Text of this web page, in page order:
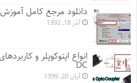
دانلود مرجع کامل آموزش OrCAD PSpice
آذر 18, 1392
DC
آبان 20, 1399